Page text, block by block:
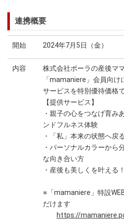
連携概要
開始 2024年7月5日（金）
内容
株式会社ポーラの産後マ
「mamaniere」会員向け
サービスを特別優待価格
【提供サービス】
・親子の心をつなげ育み
ンドフルネス体験
・「私」本来の状態へ戻
・パーソナルカラーから
な向き合い方
・産後も美しくを叶える
※「mamaniere」特設
だけます
https://